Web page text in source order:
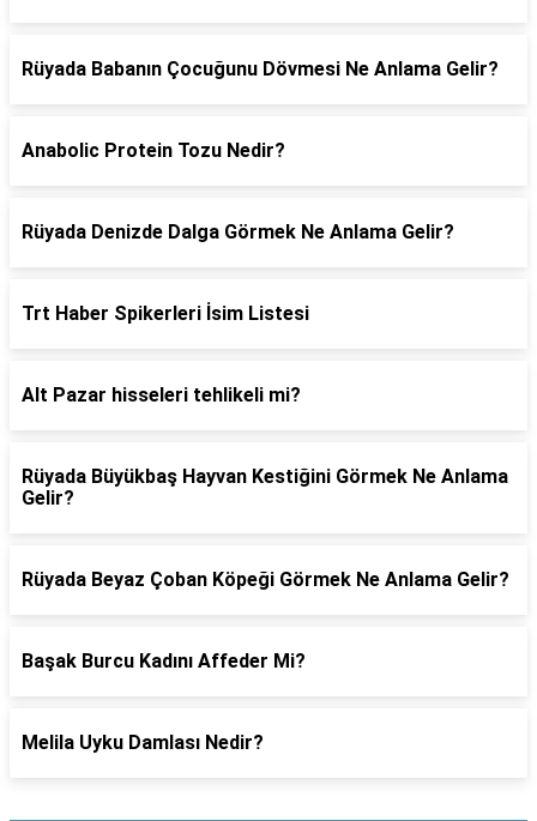
Rüyada Babanın Çocuğunu Dövmesi Ne Anlama Gelir?
Anabolic Protein Tozu Nedir?
Rüyada Denizde Dalga Görmek Ne Anlama Gelir?
Trt Haber Spikerleri İsim Listesi
Alt Pazar hisseleri tehlikeli mi?
Rüyada Büyükbaş Hayvan Kestiğini Görmek Ne Anlama
Gelir?
Rüyada Beyaz Çoban Köpeği Görmek Ne Anlama Gelir?
Başak Burcu Kadını Affeder Mi?
Melila Uyku Damlası Nedir?